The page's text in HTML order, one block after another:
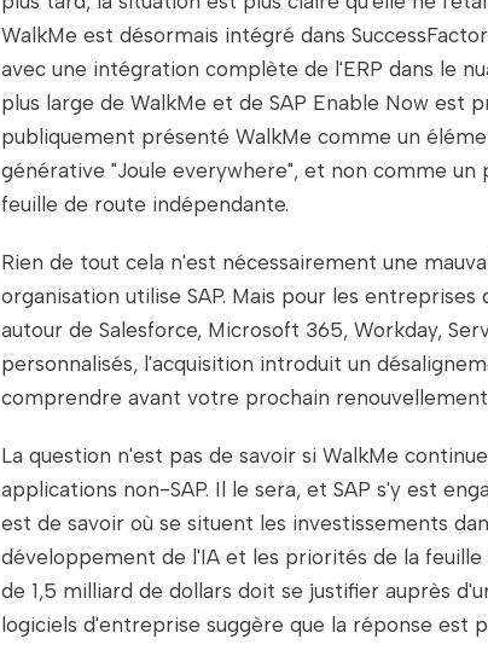
WalkMe est désormais intégré dans
avec une intégration complète de l'ERP dans le
plus large de WalkMe et de SAP Enable Now est
publiquement présenté WalkMe comme un
générative "Joule everywhere", et non comme
feuille de route indépendante.
Rien de tout cela n'est nécessairement une
organisation utilise SAP. Mais pour les
autour de Salesforce, Microsoft 365, Workday,
personnalisés, l'acquisition introduit un
comprendre avant votre prochain
La question n'est pas de savoir si WalkMe
applications non-SAP. Il le sera, et SAP s'y est
est de savoir où se situent les investissements
développement de l'IA et les priorités de la feuille
de 1,5 milliard de dollars doit se justifier auprès
logiciels d'entreprise suggère que la réponse est